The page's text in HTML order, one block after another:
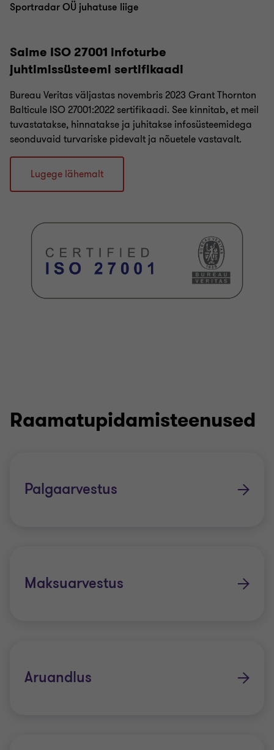
Sportradar OÜ juhatuse liige
Saime ISO 27001 infoturbe
juhtimissüsteemi sertifikaadi
Bureau Veritas väljastas novembris 2023 Grant Thornton
Balticule ISO 27001:2022 sertifikaadi. See kinnitab, et meil
tuvastatakse, hinnatakse ja juhitakse infosüsteemidega
seonduvaid turvariske pidevalt ja nõuetele vastavalt.
Lugege lähemalt
Raamatupidamisteenused
Palgaarvestus
Maksuarvestus
Aruandlus